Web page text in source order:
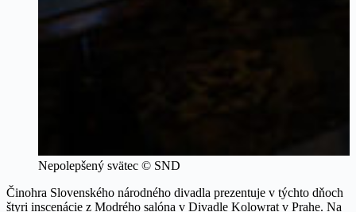
Nepolepšený svätec © SND
Činohra Slovenského národného divadla prezentuje v týchto dňoch
štyri inscenácie z Modrého salóna v Divadle Kolowrat v Prahe. Na